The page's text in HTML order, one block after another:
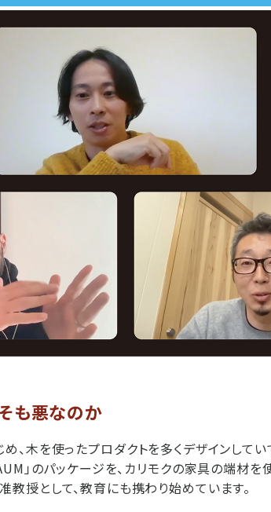
も悪なのか
、木を使ったプロダクトを多くデザインして
」のパッケージを、カリモクの家具の端材を
授として、教育にも携わり始めています。